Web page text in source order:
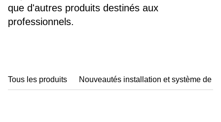
que d'autres produits destinés aux
professionnels.
Tous les produits Nouveautés installation et système de